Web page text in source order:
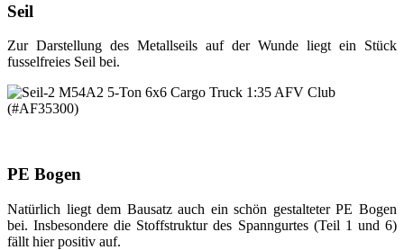
Seil
Zur Darstellung des Metallseils auf der Wunde liegt ein Stück
fusselfreies Seil bei.
PE Bogen
Natürlich liegt dem Bausatz auch ein schön gestalteter PE Bogen
bei. Insbesondere die Stoffstruktur des Spanngurtes (Teil 1 und 6)
fällt hier positiv auf.